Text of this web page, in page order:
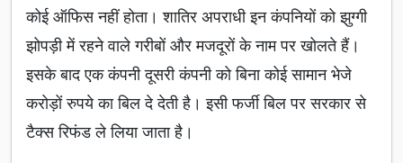
कोई ऑफिस नहीं होता। शातिर अपराधी इन कंपनियों को झुग्गी
झोपड़ी में रहने वाले गरीबों और मजदूरों के नाम पर खोलते हैं।
इसके बाद एक कंपनी दूसरी कंपनी को बिना कोई सामान भेजे
करोड़ों रुपये का बिल दे देती है। इसी फर्जी बिल पर सरकार से
टैक्स रिफंड ले लिया जाता है।